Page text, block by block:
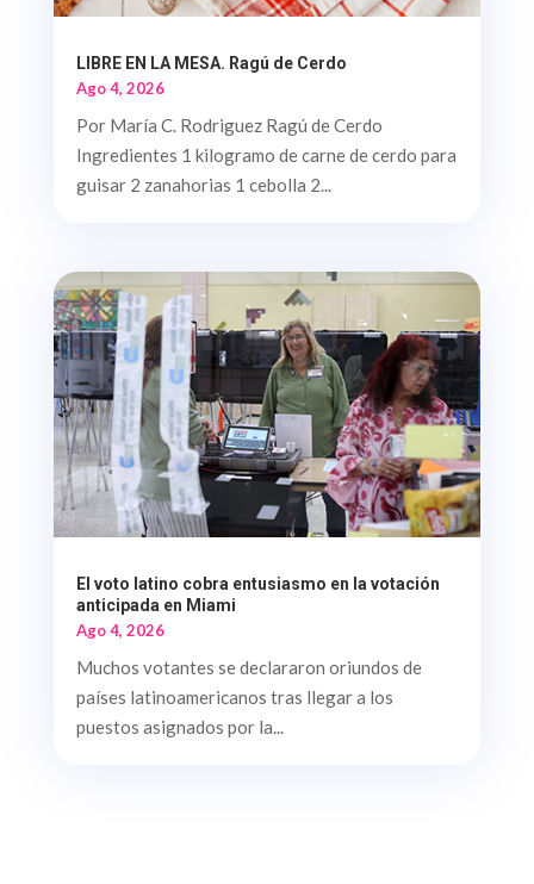
LIBRE EN LA MESA. Ragú de Cerdo
Ago 4, 2026
Por María C. Rodriguez Ragú de Cerdo
Ingredientes 1 kilogramo de carne de cerdo para
guisar 2 zanahorias 1 cebolla 2...
El voto latino cobra entusiasmo en la votación
anticipada en Miami
Ago 4, 2026
Muchos votantes se declararon oriundos de
países latinoamericanos tras llegar a los
puestos asignados por la...